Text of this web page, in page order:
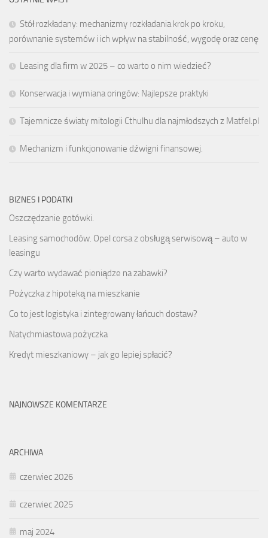
Stół rozkładany: mechanizmy rozkładania krok po kroku,
porównanie systemów i ich wpływ na stabilność, wygodę oraz cenę
Leasing dla firm w 2025 – co warto o nim wiedzieć?
Konserwacja i wymiana oringów: Najlepsze praktyki
Tajemnicze światy mitologii Cthulhu dla najmłodszych z Matfel.pl
Mechanizm i funkcjonowanie dźwigni finansowej.
BIZNES I PODATKI
Oszczędzanie gotówki.
Leasing samochodów. Opel corsa z obsługą serwisową – auto w
leasingu
Czy warto wydawać pieniądze na zabawki?
Pożyczka z hipoteką na mieszkanie
Co to jest logistyka i zintegrowany łańcuch dostaw?
Natychmiastowa pożyczka
Kredyt mieszkaniowy – jak go lepiej spłacić?
NAJNOWSZE KOMENTARZE
ARCHIWA
czerwiec 2026
czerwiec 2025
maj 2024